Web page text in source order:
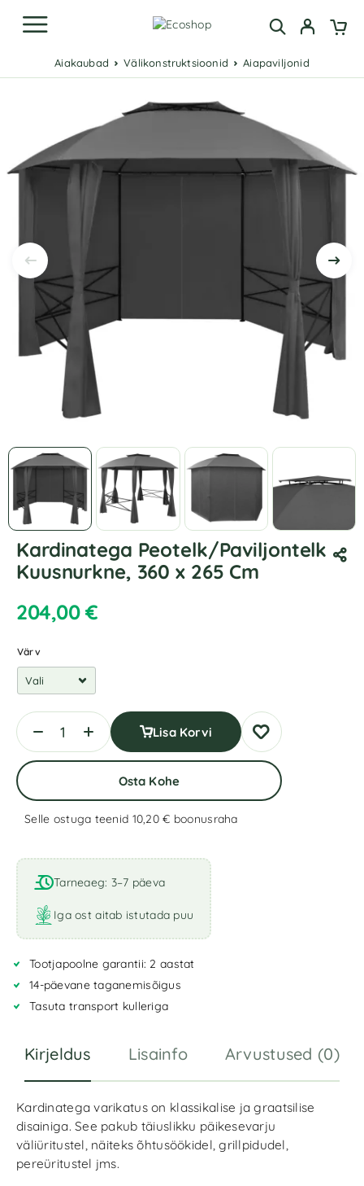
Aiakaubad Välikonstruktsioonid Aiapaviljonid
Kardinatega Peotelk/Paviljontelk
Kuusnurkne, 360 x 265 Cm
204,00€
Värv
Lisa Korvi
Osta Kohe
Selle ostuga teenid 10,20 € boonusraha
l
t
e
r
n
t
i
Tarneaeg: 3–7 päeva
Iga ost aitab istutada puu
Tootjapoolne garantii: 2 aastat
14-päevane taganemisõigus
Tasuta transport kulleriga
Kirjeldus Lisainfo Arvustused (0)
Kardinatega varikatus on klassikalise ja graatsilise
disainiga. See pakub täiuslikku päikesevarju
väliüritustel, näiteks õhtusöökidel, grillpidudel,
pereüritustel jms.